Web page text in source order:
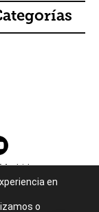
. © 2018 Centrum
en
o